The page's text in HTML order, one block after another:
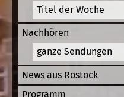
Titel der Woche
Nachhören
ganze Sendungen
News aus Rostock
Programm